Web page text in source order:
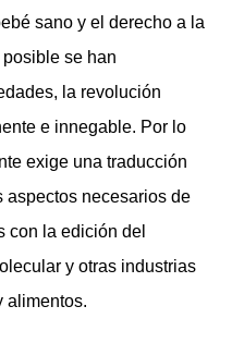
sano y el derecho a la
se han
la revolución
e innegable. Por lo
exige una traducción
aspectos necesarios de
con la edición del
y otras industrias
alimentos.